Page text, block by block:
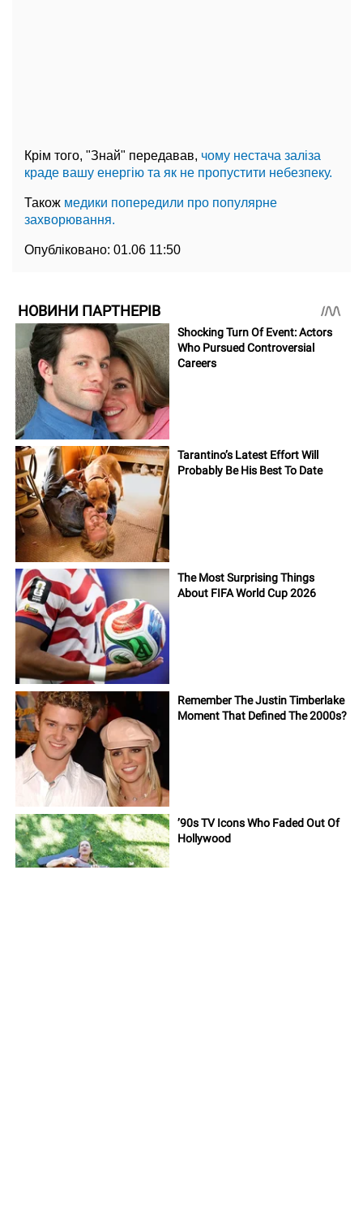
Крім того, "Знай" передавав, чому нестача заліза
краде вашу енергію та як не пропустити небезпеку.
Також медики попередили про популярне
захворювання.
Опубліковано: 01.06 11:50